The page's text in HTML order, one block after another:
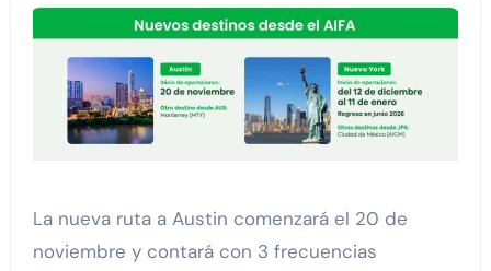
La nueva ruta a Austin comenzará el 20 de
noviembre y contará con 3 frecuencias